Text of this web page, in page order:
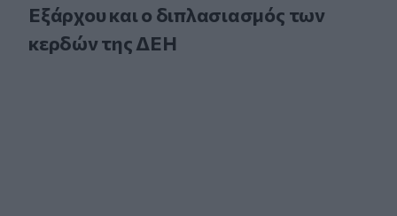
Εξάρχου και ο διπλασιασμός των
κερδών της ΔΕΗ